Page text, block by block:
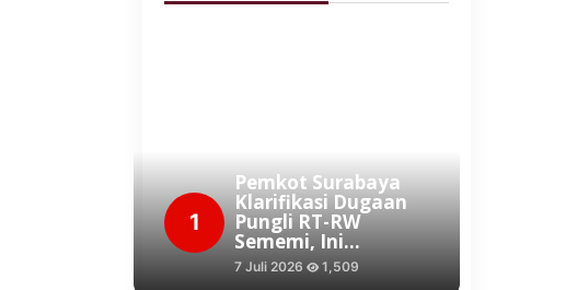
1
Pemkot Surabaya
Klarifikasi Dugaan
Pungli RT-RW
Sememi, Ini…
7 Juli 2026 1,509